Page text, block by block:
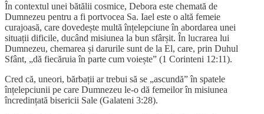
În contextul unei bătălii cosmice, Debora este chemată de
Dumnezeu pentru a fi portvocea Sa. Iael este o altă femeie
curajoasă, care dovedește multă înțelepciune în abordarea unei
situații dificile, ducând misiunea la bun sfârșit. În lucrarea lui
Dumnezeu, chemarea și darurile sunt de la El, care, prin Duhul
Sfânt, „dă fiecăruia în parte cum voiește” (1 Corinteni 12:11).
Cred că, uneori, bărbații ar trebui să se „ascundă” în spatele
înțelepciunii pe care Dumnezeu le-o dă femeilor în misiunea
încredințată bisericii Sale (Galateni 3:28).